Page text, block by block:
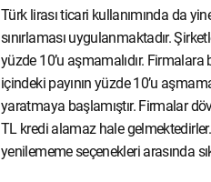
Türk lirası ticari kullanımında da
sınırlaması uygulanmaktadır.
yüzde 10’u aşmamalıdır.
içindeki payının yüzde 10’u
yaratmaya başlamıştır. Firmalar
TL kredi alamaz hale
yenilememe seçenekleri arasında